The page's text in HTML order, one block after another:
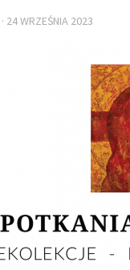
· 24 WRZEŚNIA 2023